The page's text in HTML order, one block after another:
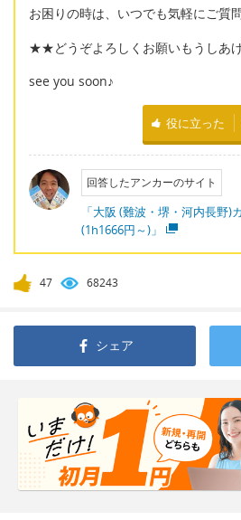
お困りの時は、いつでも気軽にご質
★★どうぞよろしくお願いもうしあ
see you soon♪
役に立った
回答したアンカーのサイト
「大阪 (難波・堺・河内長野)
(1h1666円～)」
47 68243
シェア